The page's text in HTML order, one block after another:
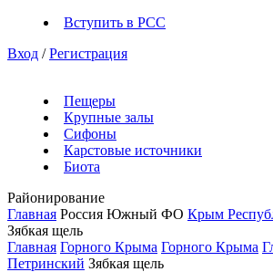
Вступить в РСС
Вход / Регистрация
Пещеры
Крупные залы
Сифоны
Карстовые источники
Биота
Районирование
Главная Россия Южный ФО Крым
Зябкая щель
Главная Горного Крыма Горного Крыма
Петринский Зябкая щель